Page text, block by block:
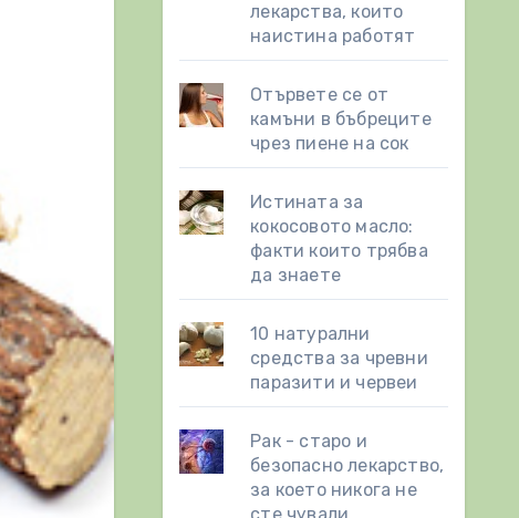
лекарства, които
наистина работят
Отървете се от
камъни в бъбреците
чрез пиене на сок
Истината за
кокосовото масло:
факти които трябва
да знаете
10 натурални
средства за чревни
паразити и червеи
Рак - старо и
безопасно лекарство,
за което никога не